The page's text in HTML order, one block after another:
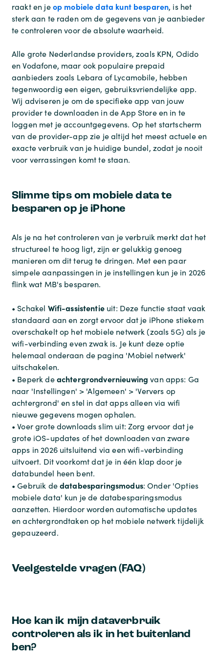
raakt en jeop mobiele data kunt besparen, is het
sterk aan te raden om de gegevens van je aanbieder
te controleren voor de absolute waarheid.
Alle grote Nederlandse providers, zoals KPN, Odido
en Vodafone, maar ook populaire prepaid
aanbieders zoals Lebara of Lycamobile, hebben
tegenwoordig een eigen, gebruiksvriendelijke app.
Wij adviseren je om de specifieke app van jouw
provider te downloaden in de App Store en in te
loggen met je accountgegevens. Op het startscherm
van de provider-app zie je altijd het meest actuele en
exacte verbruik van je huidige bundel, zodat je nooit
voor verrassingen komt te staan.
Slimme tips om mobiele data te
besparen op je iPhone
Als je na het controleren van je verbruik merkt dat het
structureel te hoog ligt, zijn er gelukkig genoeg
manieren om dit terug te dringen. Met een paar
simpele aanpassingen in je instellingen kun je in 2026
flink wat MB's besparen.
• Schakel Wifi-assistentieuit: Deze functie staat vaak
standaard aan en zorgt ervoor dat je iPhone stiekem
overschakelt op het mobiele netwerk (zoals 5G) als je
wifi-verbinding even zwak is. Je kunt deze optie
helemaal onderaan de pagina 'Mobiel netwerk'
uitschakelen.
• Beperk deachtergrondvernieuwing van apps: Ga
naar 'Instellingen' > 'Algemeen' > 'Ververs op
achtergrond' en stel in dat apps alleen via wifi
nieuwe gegevens mogen ophalen.
• Voer grote downloads slim uit: Zorg ervoor dat je
grote iOS-updates of het downloaden van zware
apps in 2026 uitsluitend via een wifi-verbinding
uitvoert. Dit voorkomt dat je in één klap door je
databundel heen bent.
• Gebruik dedatabesparingsmodus: Onder 'Opties
mobiele data' kun je de databesparingsmodus
aanzetten. Hierdoor worden automatische updates
en achtergrondtaken op het mobiele netwerk tijdelijk
gepauzeerd.
Veelgestelde vragen (FAQ)
Hoe kan ik mijn dataverbruik
controleren als ik in het buitenland
ben?